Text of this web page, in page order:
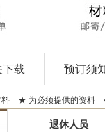
下载 预订须
料 ★ 为必须提供的资料
退休人员